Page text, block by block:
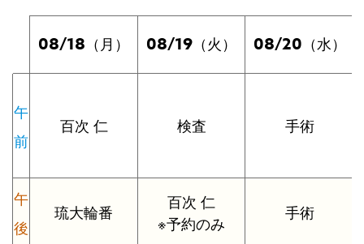
08/18 （月） 08/19 （火） 08/20 （水）
午
前
百次 仁 検査 手術
午
後
琉大輪番
百次 仁
※予約のみ
手術